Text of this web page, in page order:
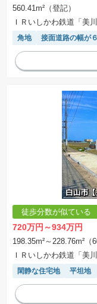
560.41m²（登記）
ＩＲいしかわ鉄道「美
角地 接面道路の幅が
徒歩分数が似ている
720万円～934万円
198.35m²～228.76m²（
ＩＲいしかわ鉄道「美
閑静な住宅地 平坦地